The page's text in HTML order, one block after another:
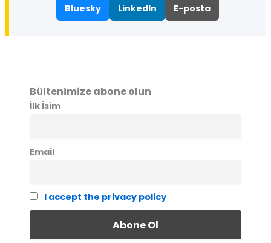
Bluesky
LinkedIn E-posta
Bültenimize abone olun
İlk İsim
Email
I accept the privacy policy